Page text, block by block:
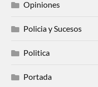
Opiniones
Policia y Sucesos
Politica
Portada